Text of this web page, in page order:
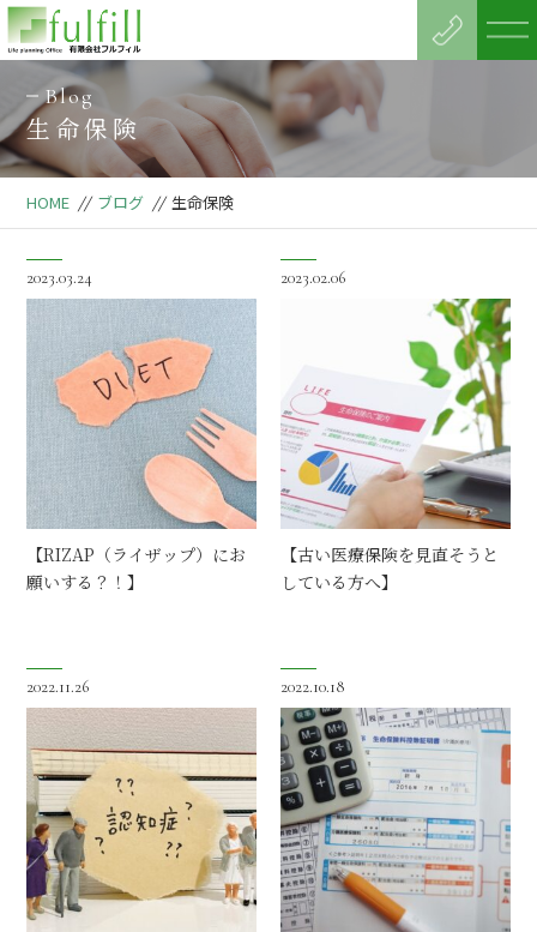
Blog
生命保険
HOME // ブログ // 生命保険
2023.03.24
【RIZAP（ライザップ）にお
願いする？！】
2023.02.06
【古い医療保険を見直そうと
している方へ】
2022.11.26 2022.10.18